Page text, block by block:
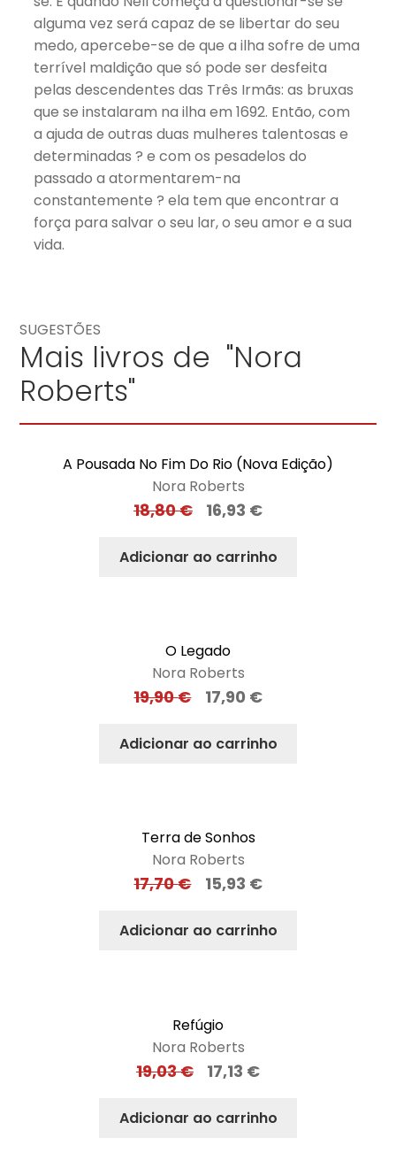
alguma vez será capaz de se libertar do seu
medo, apercebe-se de que a ilha sofre de uma
terrível maldição que só pode ser desfeita
pelas descendentes das Três Irmãs: as bruxas
que se instalaram na ilha em 1692. Então, com
a ajuda de outras duas mulheres talentosas e
determinadas ? e com os pesadelos do
passado a atormentarem-na
constantemente ? ela tem que encontrar a
força para salvar o seu lar, o seu amor e a sua
vida.
SUGESTÕES
Mais livros de "Nora
Roberts"
A Pousada No Fim Do Rio (Nova Edição)
Nora Roberts
18,80€ 16,93 €
Adicionar ao carrinho
O Legado
Nora Roberts
19,90€ 17,90 €
Adicionar ao carrinho
Terra de Sonhos
Nora Roberts
17,70€ 15,93 €
Adicionar ao carrinho
Refúgio
Nora Roberts
19,03€ 17,13 €
Adicionar ao carrinho